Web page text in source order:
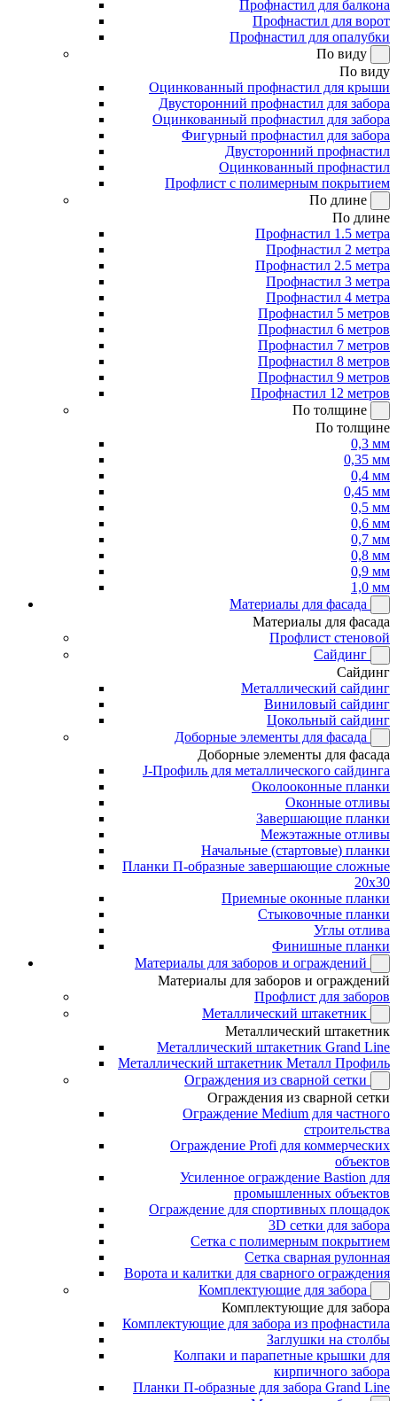
Профнастил для балкона
Профнастил для ворот
Профнастил для опалубки
По виду
По виду
Оцинкованный профнастил для крыши
Двусторонний профнастил для забора
Оцинкованный профнастил для забора
Фигурный профнастил для забора
Двусторонний профнастил
Оцинкованный профнастил
Профлист с полимерным покрытием
По длине
По длине
Профнастил 1.5 метра
Профнастил 2 метра
Профнастил 2.5 метра
Профнастил 3 метра
Профнастил 4 метра
Профнастил 5 метров
Профнастил 6 метров
Профнастил 7 метров
Профнастил 8 метров
Профнастил 9 метров
Профнастил 12 метров
По толщине
По толщине
0,3 мм
0,35 мм
0,4 мм
0,45 мм
0,5 мм
0,6 мм
0,7 мм
0,8 мм
0,9 мм
1,0 мм
Материалы для фасада
Материалы для фасада
Профлист стеновой
Сайдинг
Сайдинг
Металлический сайдинг
Виниловый сайдинг
Цокольный сайдинг
Доборные элементы для фасада
Доборные элементы для фасада
J-Профиль для металлического сайдинга
Околооконные планки
Оконные отливы
Завершающие планки
Межэтажные отливы
Начальные (стартовые) планки
Планки П-образные завершающие сложные
20x30
Приемные оконные планки
Стыковочные планки
Углы отлива
Финишные планки
Материалы для заборов и ограждений
Материалы для заборов и ограждений
Профлист для заборов
Металлический штакетник
Металлический штакетник
Металлический штакетник Grand Line
Металлический штакетник Металл Профиль
Ограждения из сварной сетки
Ограждения из сварной сетки
Ограждение Medium для частного
строительства
Ограждение Profi для коммерческих
объектов
Усиленное ограждение Bastion для
промышленных объектов
Ограждение для спортивных площадок
3D сетки для забора
Сетка с полимерным покрытием
Сетка сварная рулонная
Ворота и калитки для сварного ограждения
Комплектующие для забора
Комплектующие для забора
Комплектующие для забора из профнастила
Заглушки на столбы
Колпаки и парапетные крышки для
кирпичного забора
Планки П-образные для забора Grand Line